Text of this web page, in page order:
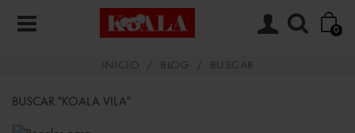
0
INICIO / BLOG / BUSCAR
BUSCAR "KOALA VILA"